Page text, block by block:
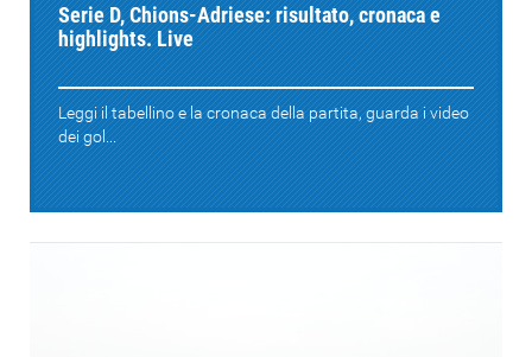
Serie D, Chions-Adriese: risultato, cronaca e
highlights. Live
Leggi il tabellino e la cronaca della partita, guarda i video
dei gol...